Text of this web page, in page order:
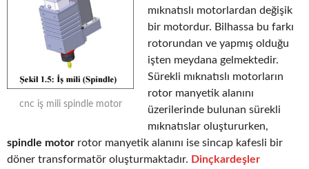
cnc iş mili spindle motor
mıknatıslı motorlardan değişik
bir motordur. Bilhassa bu farkı
rotorundan ve yapmış olduğu
işten meydana gelmektedir.
Sürekli mıknatıslı motorların
rotor manyetik alanını
üzerilerinde bulunan sürekli
mıknatıslar oluştururken,
spindle motor rotor manyetik alanını ise sincap kafesli bir
döner transformatör oluşturmaktadır. Dinçkardeşler